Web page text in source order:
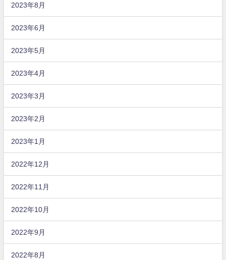
2023年8月
2023年6月
2023年5月
2023年4月
2023年3月
2023年2月
2023年1月
2022年12月
2022年11月
2022年10月
2022年9月
2022年8月